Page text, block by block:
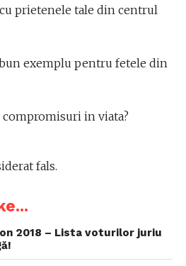
cu prietenele tale din centrul
exemplu pentru fetele din
compromisuri in viata?
fals.
2018 – Lista voturilor juriu